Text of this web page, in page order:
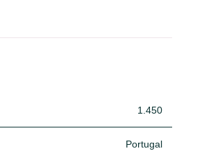
1.450
Portugal